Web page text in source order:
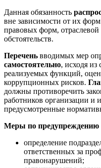
Данная обязанность
вне зависимости от их
правовых форм,
обстоятельств.
Перечень вводимых мер
самостоятельно, исходя из
реализуемых функций,
коррупционных рисков.
должны противоречить
работников организации и
предусмотренные
Меры по предупреждению
определение
ответственных за
правонарушений;